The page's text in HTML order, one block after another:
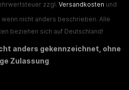
zzgl. Versandkosten und
nicht anders beschrieben. Alle
beziehen sich auf Deutschland!
anders gekennzeichnet, ohne
Zulassung